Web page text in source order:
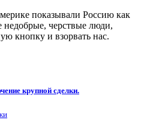
показывали Россию как
черствые люди,
кнопку и взорвать нас.
крупной сделки.